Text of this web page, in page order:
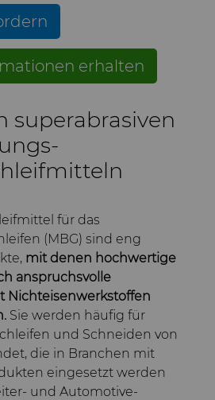
Rohlinge
Thick BZN™
P-Serie
U-Serie
Sorten
Messerwalzen
für die
und -
Rohlinge
für die
Rohteile für das
OD-
Entwicklung
erhalten
superabrasiven
für das
(MBG) sind eng
mit denen hochwertige
anspruchsvolle
Nichteisenwerkstoffen
Sie werden häufig für
und Schneiden von
die in Branchen mit
eingesetzt werden
und Automotive-